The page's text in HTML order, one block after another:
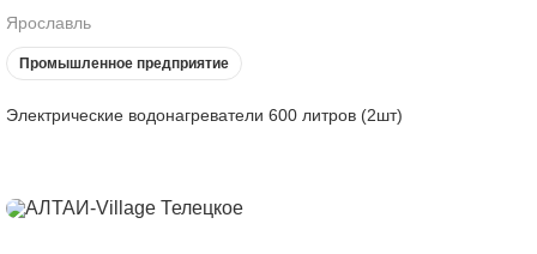
Ярославль
Промышленное предприятие
Электрические водонагреватели 600 литров (2шт)